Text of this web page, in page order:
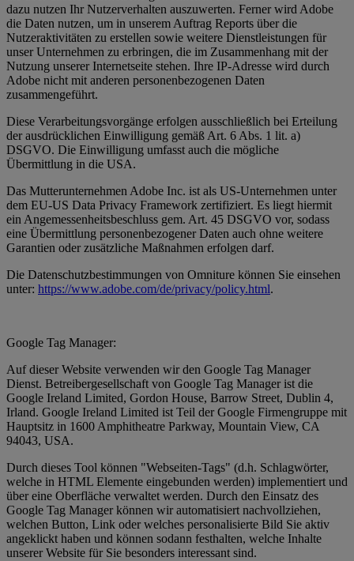
dazu nutzen Ihr Nutzerverhalten auszuwerten. Ferner wird Adobe
die Daten nutzen, um in unserem Auftrag Reports über die
Nutzeraktivitäten zu erstellen sowie weitere Dienstleistungen für
unser Unternehmen zu erbringen, die im Zusammenhang mit der
Nutzung unserer Internetseite stehen. Ihre IP-Adresse wird durch
Adobe nicht mit anderen personenbezogenen Daten
zusammengeführt.
Diese Verarbeitungsvorgänge erfolgen ausschließlich bei Erteilung
der ausdrücklichen Einwilligung gemäß Art. 6 Abs. 1 lit. a)
DSGVO. Die Einwilligung umfasst auch die mögliche
Übermittlung in die USA.
Das Mutterunternehmen Adobe Inc. ist als US-Unternehmen unter
dem EU-US Data Privacy Framework zertifiziert. Es liegt hiermit
ein Angemessenheitsbeschluss gem. Art. 45 DSGVO vor, sodass
eine Übermittlung personenbezogener Daten auch ohne weitere
Garantien oder zusätzliche Maßnahmen erfolgen darf.
Die Datenschutzbestimmungen von Omniture können Sie einsehen
unter: https://www.adobe.com/de/privacy/policy.html.
Google Tag Manager:
Auf dieser Website verwenden wir den Google Tag Manager
Dienst. Betreibergesellschaft von Google Tag Manager ist die
Google Ireland Limited, Gordon House, Barrow Street, Dublin 4,
Irland. Google Ireland Limited ist Teil der Google Firmengruppe mit
Hauptsitz in 1600 Amphitheatre Parkway, Mountain View, CA
94043, USA.
Durch dieses Tool können "Webseiten-Tags" (d.h. Schlagwörter,
welche in HTML Elemente eingebunden werden) implementiert und
über eine Oberfläche verwaltet werden. Durch den Einsatz des
Google Tag Manager können wir automatisiert nachvollziehen,
welchen Button, Link oder welches personalisierte Bild Sie aktiv
angeklickt haben und können sodann festhalten, welche Inhalte
unserer Website für Sie besonders interessant sind.